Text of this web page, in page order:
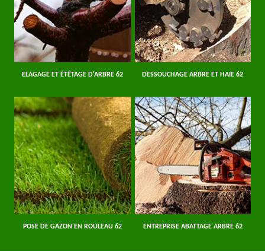
ELAGAGE ET ÉTÊTAGE D'ARBRE 62 DESSOUCHAGE ARBRE ET HAIE 62
POSE DE GAZON EN ROULEAU 62 ENTREPRISE ABATTAGE ARBRE 62